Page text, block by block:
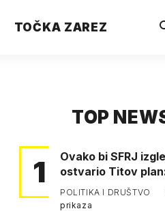
TOČKA ZAREZ
TOP
1
Ovako bi SFRJ
ostvario Titov
Klagenfurta do
POLITIKA I DRUŠTVO
prikaza